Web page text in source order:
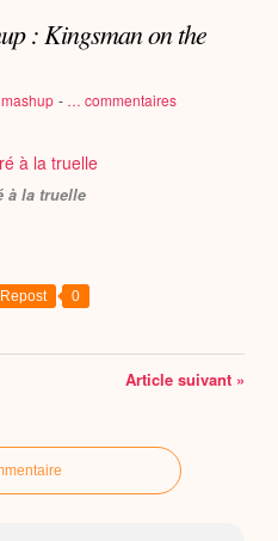
- … commentaires
à la truelle
Repost 0
Article suivant »